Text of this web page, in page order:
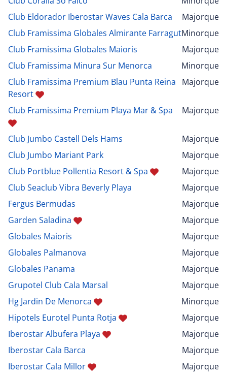
Club Eldorador Iberostar Waves Cala Barca
Majorque
Club Framissima Globales Almirante FarragutMinorque
Club Framissima Globales Maioris
Majorque
Club Framissima Minura Sur Menorca
Minorque
Club Framissima Premium Blau Punta Reina
Resort
Majorque
Club Framissima Premium Playa Mar & Spa Majorque
Club Jumbo Castell Dels Hams
Majorque
Club Jumbo Mariant Park
Majorque
Club Portblue Pollentia Resort & Spa
Majorque
Club Seaclub Vibra Beverly Playa
Majorque
Fergus Bermudas
Majorque
Garden Saladina
Majorque
Globales Maioris
Majorque
Globales Palmanova
Majorque
Globales Panama
Majorque
Grupotel Club Cala Marsal
Majorque
Hg Jardin De Menorca
Minorque
Hipotels Eurotel Punta Rotja
Majorque
Iberostar Albufera Playa
Majorque
Iberostar Cala Barca
Majorque
Iberostar Cala Millor
Majorque